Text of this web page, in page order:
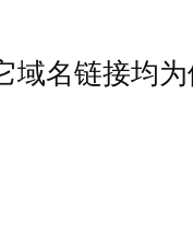
域名链接均